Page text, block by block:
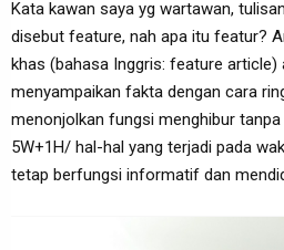
Kata kawan saya yg wartawan,
disebut feature, nah apa itu featur?
khas (bahasa Inggris: feature article)
menyampaikan fakta dengan cara
menonjolkan fungsi menghibur
5W+1H/ hal-hal yang terjadi pada
tetap berfungsi informatif dan